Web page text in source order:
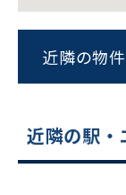
近隣の物
近隣の駅・